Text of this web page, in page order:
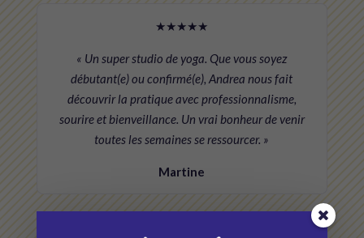
★★★★★
« Un super studio de yoga. Que vous soyez
débutant(e) ou confirmé(e), Andrea nous fait
découvrir la pratique avec professionnalisme,
sourire et bienveillance. Un vrai bonheur de venir
toutes les semaines se ressourcer. »
Martine